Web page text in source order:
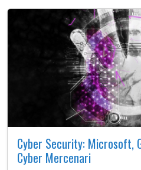
Cyber Security: Microsoft,
Cyber Mercenari